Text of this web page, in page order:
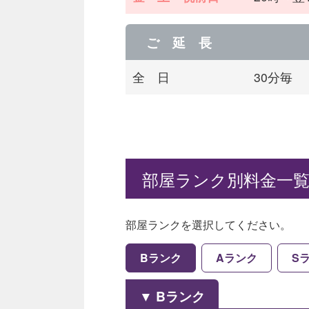
ご 延 長
全 日 30分毎
部屋ランク別料金一
部屋ランクを選択してください。
Bランク Aランク S
Bランク